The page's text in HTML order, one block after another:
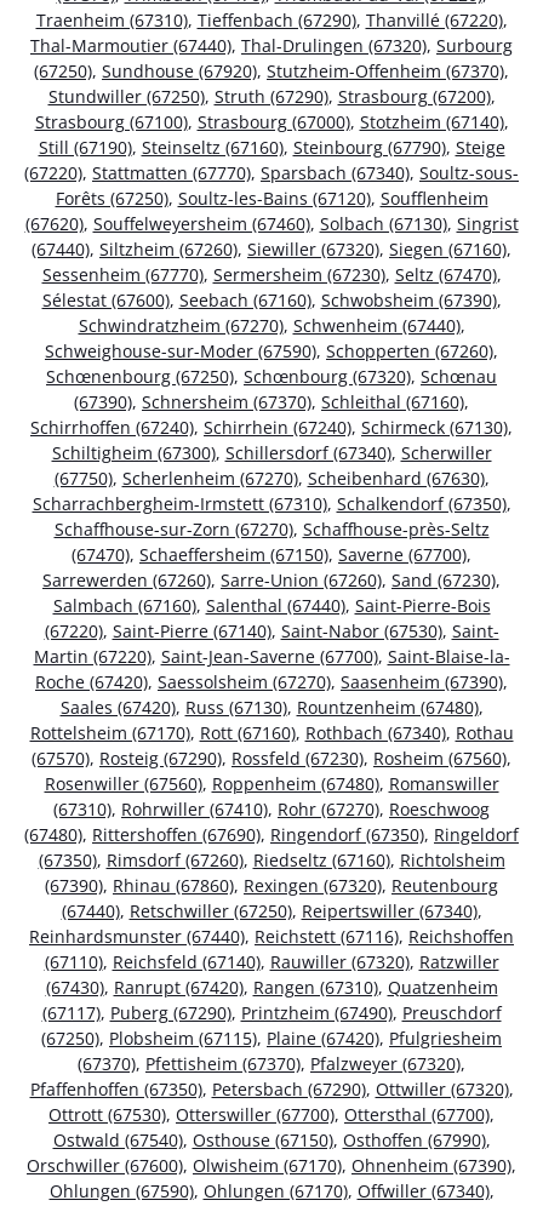
Traenheim (67310), Tieffenbach (67290), Thanvillé (67220),
Thal-Marmoutier (67440), Thal-Drulingen (67320), Surbourg
(67250), Sundhouse (67920), Stutzheim-Offenheim (67370),
Stundwiller (67250), Struth (67290), Strasbourg (67200),
Strasbourg (67100), Strasbourg (67000), Stotzheim (67140),
Still (67190), Steinseltz (67160), Steinbourg (67790), Steige
(67220), Stattmatten (67770), Sparsbach (67340), Soultz-sous-
Forêts (67250), Soultz-les-Bains (67120), Soufflenheim
(67620), Souffelweyersheim (67460), Solbach (67130), Singrist
(67440), Siltzheim (67260), Siewiller (67320), Siegen (67160),
Sessenheim (67770), Sermersheim (67230), Seltz (67470),
Sélestat (67600), Seebach (67160), Schwobsheim (67390),
Schwindratzheim (67270), Schwenheim (67440),
Schweighouse-sur-Moder (67590), Schopperten (67260),
Schœnenbourg (67250), Schœnbourg (67320), Schœnau
(67390), Schnersheim (67370), Schleithal (67160),
Schirrhoffen (67240), Schirrhein (67240), Schirmeck (67130),
Schiltigheim (67300), Schillersdorf (67340), Scherwiller
(67750), Scherlenheim (67270), Scheibenhard (67630),
Scharrachbergheim-Irmstett (67310), Schalkendorf (67350),
Schaffhouse-sur-Zorn (67270), Schaffhouse-près-Seltz
(67470), Schaeffersheim (67150), Saverne (67700),
Sarrewerden (67260), Sarre-Union (67260), Sand (67230),
Salmbach (67160), Salenthal (67440), Saint-Pierre-Bois
(67220), Saint-Pierre (67140), Saint-Nabor (67530), Saint-
Martin (67220), Saint-Jean-Saverne (67700), Saint-Blaise-la-
Roche (67420), Saessolsheim (67270), Saasenheim (67390),
Saales (67420), Russ (67130), Rountzenheim (67480),
Rottelsheim (67170), Rott (67160), Rothbach (67340), Rothau
(67570), Rosteig (67290), Rossfeld (67230), Rosheim (67560),
Rosenwiller (67560), Roppenheim (67480), Romanswiller
(67310), Rohrwiller (67410), Rohr (67270), Roeschwoog
(67480), Rittershoffen (67690), Ringendorf (67350), Ringeldorf
(67350), Rimsdorf (67260), Riedseltz (67160), Richtolsheim
(67390), Rhinau (67860), Rexingen (67320), Reutenbourg
(67440), Retschwiller (67250), Reipertswiller (67340),
Reinhardsmunster (67440), Reichstett (67116), Reichshoffen
(67110), Reichsfeld (67140), Rauwiller (67320), Ratzwiller
(67430), Ranrupt (67420), Rangen (67310), Quatzenheim
(67117), Puberg (67290), Printzheim (67490), Preuschdorf
(67250), Plobsheim (67115), Plaine (67420), Pfulgriesheim
(67370), Pfettisheim (67370), Pfalzweyer (67320),
Pfaffenhoffen (67350), Petersbach (67290), Ottwiller (67320),
Ottrott (67530), Otterswiller (67700), Ottersthal (67700),
Ostwald (67540), Osthouse (67150), Osthoffen (67990),
Orschwiller (67600), Olwisheim (67170), Ohnenheim (67390),
Ohlungen (67590), Ohlungen (67170), Offwiller (67340),